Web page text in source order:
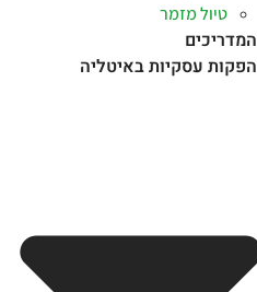
טיול מזמר
המדריכים
הפקות עסקיות באיטליה